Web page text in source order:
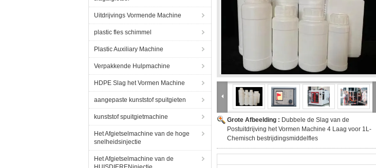
Uitdrijvings Vormende Machine
plastic fles schimmel
Plastic Auxiliary Machine
Verpakkende Hulpmachine
HDPE Slag het Vormen Machine
aangepaste kunststof spuitgieten
kunststof spuitgietmachine
Het Afgietselmachine van de hoge
snelheidsinjectie
Het Afgietselmachine van de
Grote Afbeelding : Dubbele de Slag van de
Postuitdrijving het Vormen Machine 4 Laag voor 1L-
Chemisch bestrijdingsmiddelfles